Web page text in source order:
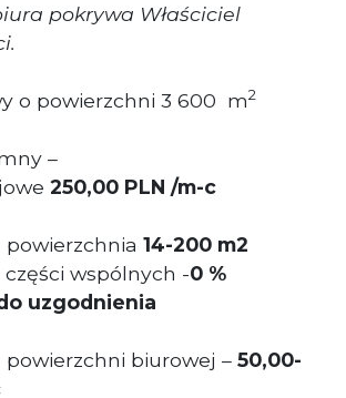
pokrywa Właściciel
o powierzchni 3 600 m2
–
250,00 PLN /m-c
14-200 m2
części wspólnych -0 %
uzgodnienia
powierzchni biurowej – 50,00-